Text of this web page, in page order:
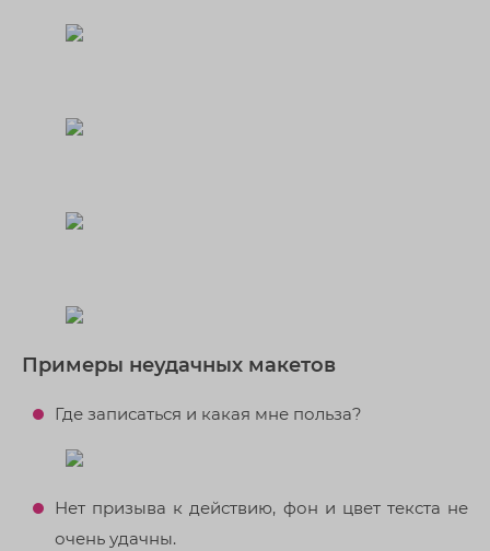
Примеры неудачных макетов
Где записаться и какая мне польза?
Нет призыва к действию, фон и цвет текста не
очень удачны.